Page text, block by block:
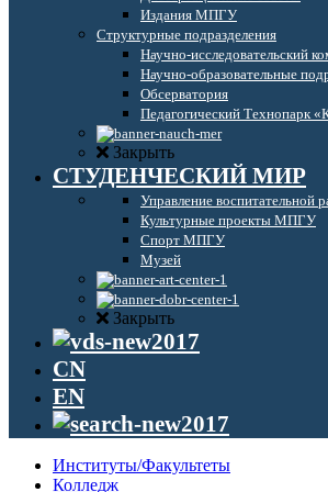
Издания МПГУ
Структурные подразделения
Научно-
Научно-образовательные
Обсерватория
Педагогический Технопарк
Закрыть
СТУДЕНЧЕСКИЙ МИР
Управление воспитательной
Культурные проекты МПГУ
Спорт МПГУ
Музей
Закрыть
CN
EN
Институты/Факультеты
Колледж